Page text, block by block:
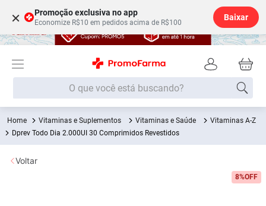
× Promoção exclusiva no app
Economize R$10 em pedidos acima de R$100
Baixar
O que você está buscando?
Vitaminas e Suplementos Vitaminas e Saúde
Vitaminas A-Z
Dprev Todo Dia 2.000UI 30 Comprimidos Revestidos
8%OFF
Voltar
Termos mais buscados
1º Fralda
2